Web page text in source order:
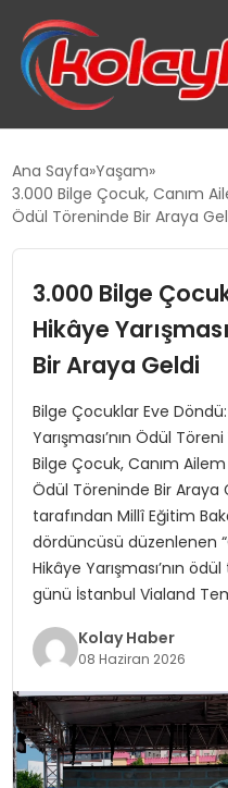
SUWEN’IN İSTIHDAM
TANYER YAPI ZEMIN
BÜYÜTTÜ
TOROSLAR’DA PAZAR
Ana Sayfa Yaşam
3.000 Bilge Çocuk, Canım
Ödül Töreninde Bir Araya
3.000 Bilge
Hikâye
Bir Araya Geldi
Bilge Çocuklar Eve
Yarışması’nın Ödül
Bilge Çocuk, Canım Ailem
Ödül Töreninde Bir Araya
tarafından Millî Eğitim
dördüncüsü düzenlenen
Hikâye Yarışması’nın
günü İstanbul Vialand
Kolay Haber
08 Haziran 2026